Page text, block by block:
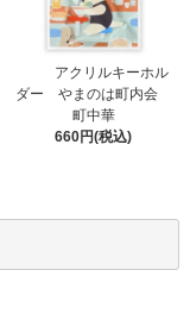
アクリルキーホル
ダー やまのは町内会
町中華
660円(税込)